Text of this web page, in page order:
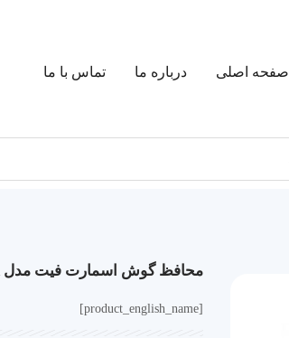
صفحه اصلی درباره ما تماس با ما
محافظ گوش اسمارت فیت مدل SMF-30A بسته 50 عددی
[product_english_name]